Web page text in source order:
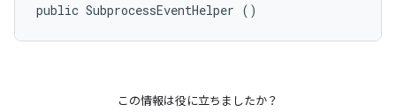
public SubprocessEventHelper ()
この情報は役に立ちましたか？